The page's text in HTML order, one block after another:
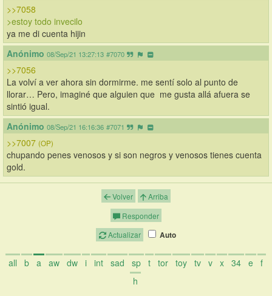
>>7058
>estoy todo invecilo
ya me di cuenta hijin
Anónimo 08/Sep/21 13:27:13 #7070
>>7056
La volví a ver ahora sin dormirme. me sentí solo al punto de
llorar… Pero, imaginé que alguien que  me gusta allá afuera se
sintió igual.
Anónimo 08/Sep/21 16:16:36 #7071
>>7007 (OP)
chupando penes venosos y si son negros y venosos tienes cuenta
gold.
Volver
Arriba
Responder
Actualizar
Auto
all b a aw dw i int sad sp t tor toy tv v x 34 e
f
h